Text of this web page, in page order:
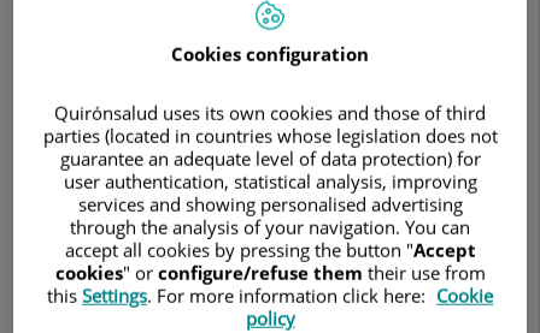
LeireÁlvarez Pérez
FACULTATIVO ESPECIALISTA RADIODIAGNÓSTICO
RADIODIAGNÓSTICO
Hospital Universitario Quirónsalud Pozuelo
C/ Diego de Velázquez, 1
28223 Pozuelo de Alarcón Madrid
Cookies configuration
Quirónsalud uses its own cookies and those of third
parties (located in countries whose legislation does not
guarantee an adequate level of data protection) for
user authentication, statistical analysis, improving
services and showing personalised advertising
through the analysis of your navigation. You can
accept all cookies by pressing the button "Accept
cookies" or configure/refuse them their use from
this Settings. For more information click here: Cookie
policy